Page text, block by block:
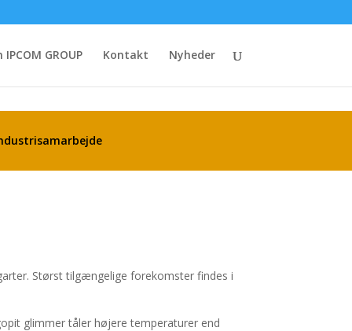
IPCOM GROUP Kontakt Nyheder
Størst tilgængelige forekomster findes i
glimmer tåler højere temperaturer end